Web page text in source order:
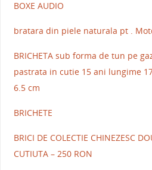
BOXE AUDIO
bratara din piele naturala pt .
BRICHETA sub forma de tun pe
pastrata in cutie 15 ani lungime
6.5 cm
BRICHETE
BRICI DE COLECTIE CHINEZESC
CUTIUTA – 250 RON